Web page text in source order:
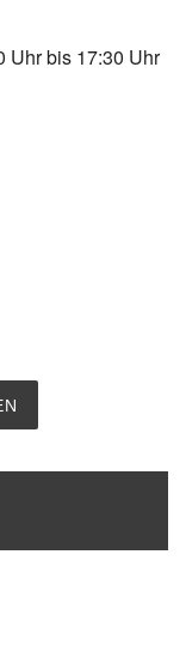
Uhr bis 17:30 Uhr